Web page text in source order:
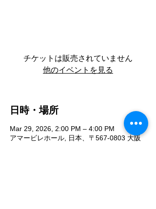
チケットは販売されていません
他のイベントを見る
日時・場所
Mar 29, 2026, 2:00 PM – 4:00 PM
アマービレホール, 日本、〒567-0803 大阪